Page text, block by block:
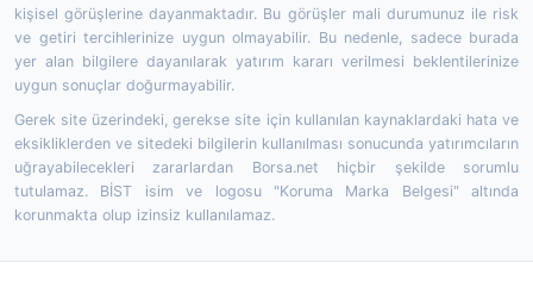
kişisel görüşlerine dayanmaktadır. Bu görüşler mali durumunuz ile risk
ve getiri tercihlerinize uygun olmayabilir. Bu nedenle, sadece burada
yer alan bilgilere dayanılarak yatırım kararı verilmesi beklentilerinize
uygun sonuçlar doğurmayabilir.
Gerek site üzerindeki, gerekse site için kullanılan kaynaklardaki hata ve
eksikliklerden ve sitedeki bilgilerin kullanılması sonucunda yatırımcıların
uğrayabilecekleri zararlardan Borsa.net hiçbir şekilde sorumlu
tutulamaz. BİST isim ve logosu "Koruma Marka Belgesi" altında
korunmakta olup izinsiz kullanılamaz.